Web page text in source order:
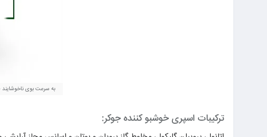
به سرعت بوی
ترکیبات اسپری خوشبو کننده جوکر: